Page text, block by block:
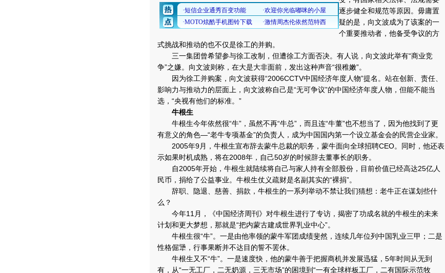
逐步健全和规范等原因。毋庸置
疑的是，向文波成为了该案的一
个重要推动者，他备受争议的方
式挑战和推动的也不仅是徐工的并购。
三一集团曾希望参与徐工改制，但遭徐工方面否决。有人说，向文波此举有“商业竞
争”之嫌。向文波则称，在大是大非面前，发出这种声音“很稚嫩”。
因为徐工并购案，向文波获得“2006CCTV中国经济年度人物”提名。站在创新、责任、
影响力与推动力的层面上，向文波称自己是“无可争议”的中国经济年度人物，但能不能当
选，“央视有他们的标准。”
牛根生
牛根生今年依然很“牛”，虽然不再“牛总”，而且连“牛董”也不想当了，因为他找到了更
有意义的角色—“老牛专项基金”的负责人，成为中国国内第一个设立基金会的民营企业家。
2005年9月，牛根生宣布辞去蒙牛总裁的职务，蒙牛面向全球招聘CEO。同时，他还表
示如果时机成熟，将在2008年，自己50岁的时候辞去董事长的职务。
自2005年开始，牛根生就陆续将自己与家人持有全部股份，目前价值已经高达25亿人
民币，捐给了公益事业。牛根生仗义疏财是名副其实的“裸捐”。
辞职、隐退、慈善、捐款，牛根生的一系列举动不禁让我们猜想：老牛正在谋划些什
么？
今年11月，《中国经济周刊》对牛根生进行了专访，揭密了功成名就的牛根生的未来
计划和更大梦想，那就是“把内蒙古建成世界乳业中心”。
牛根生很“牛”。一是由他率领的蒙牛军团成绩斐然，连续几年位列中国乳业三甲；二是
性格倔犟，行事果断并不达目的誓不罢休。
牛根生又不“牛”。一是速度快，他的蒙牛善于把握商机并发展迅猛，5年时间从无到
有，从“一无工厂，二无奶源，三无市场”的困境到“一有全球样板工厂，二有国际示范牧